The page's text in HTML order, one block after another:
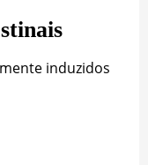
induzidos